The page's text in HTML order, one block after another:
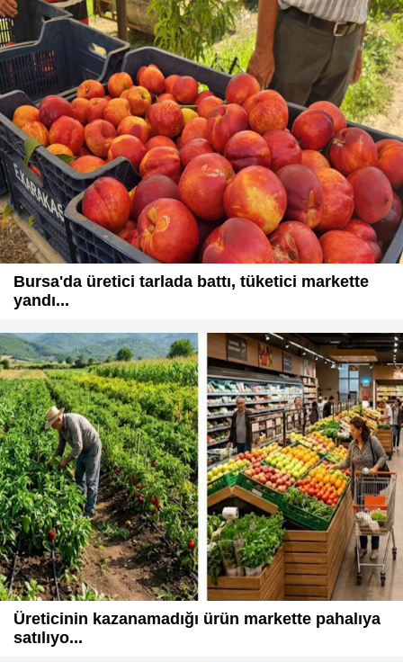
Bursa'da üretici tarlada battı, tüketici markette
yandı...
Üreticinin kazanamadığı ürün markette pahalıya
satılıyo...